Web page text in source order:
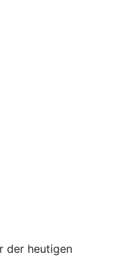
der heutigen